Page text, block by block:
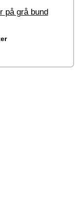
på grå bund